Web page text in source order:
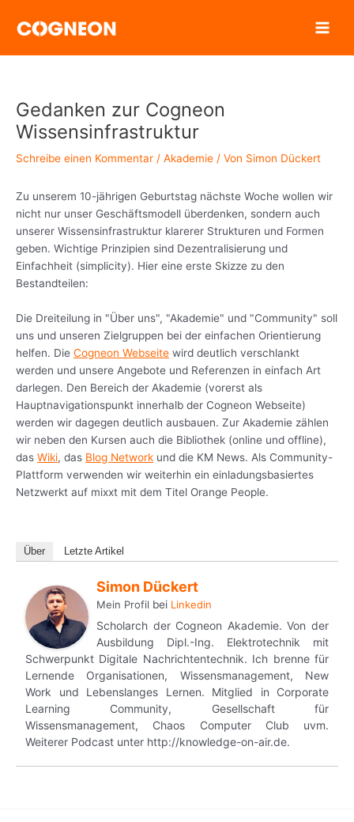
Inhalt
Gedanken zur Cogneon
Wissensinfrastruktur
Schreibe einen Kommentar / Akademie / Von Simon Dückert
Zu unserem 10-jährigen Geburtstag nächste Woche wollen wir
nicht nur unser Geschäftsmodell überdenken, sondern auch
unserer Wissensinfrastruktur klarerer Strukturen und Formen
geben. Wichtige Prinzipien sind Dezentralisierung und
Einfachheit (simplicity). Hier eine erste Skizze zu den
Bestandteilen:
Die Dreiteilung in "Über uns", "Akademie" und "Community" soll
uns und unseren Zielgruppen bei der einfachen Orientierung
helfen. Die Cogneon Webseite wird deutlich verschlankt
werden und unsere Angebote und Referenzen in einfach Art
darlegen. Den Bereich der Akademie (vorerst als
Hauptnavigationspunkt innerhalb der Cogneon Webseite)
werden wir dagegen deutlich ausbauen. Zur Akademie zählen
wir neben den Kursen auch die Bibliothek (online und offline),
das Wiki, das Blog Network und die KM News. Als Community-
Plattform verwenden wir weiterhin ein einladungsbasiertes
Netzwerkt auf mixxt mit dem Titel Orange People.
Über Letzte Artikel
Simon Dückert
Mein Profil bei Linkedin
Scholarch der Cogneon Akademie. Von der
Ausbildung Dipl.-Ing. Elektrotechnik mit
Schwerpunkt Digitale Nachrichtentechnik. Ich brenne für
Lernende Organisationen, Wissensmanagement, New
Work und Lebenslanges Lernen. Mitglied in Corporate
Learning Community, Gesellschaft für
Wissensmanagement, Chaos Computer Club uvm.
Weiterer Podcast unter http://knowledge-on-air.de.